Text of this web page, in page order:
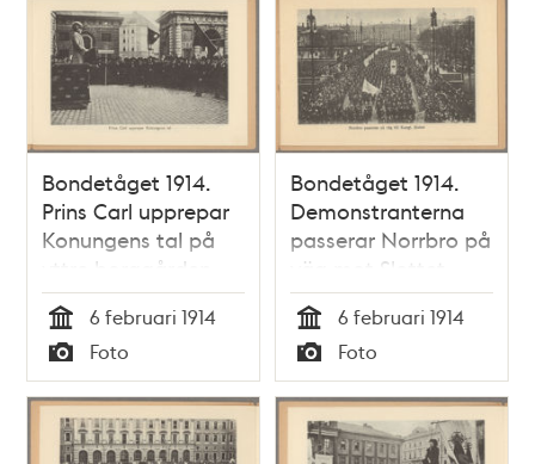
Bondetåget 1914.
Prins Carl upprepar
Konungens tal på
yttre borggården.
Tid
6 februari 1914
Typ
Foto
Bondetåget 1914.
Demonstranterna
passerar Norrbro på
väg mot Slottet.
Tid
6 februari 1914
Typ
Foto